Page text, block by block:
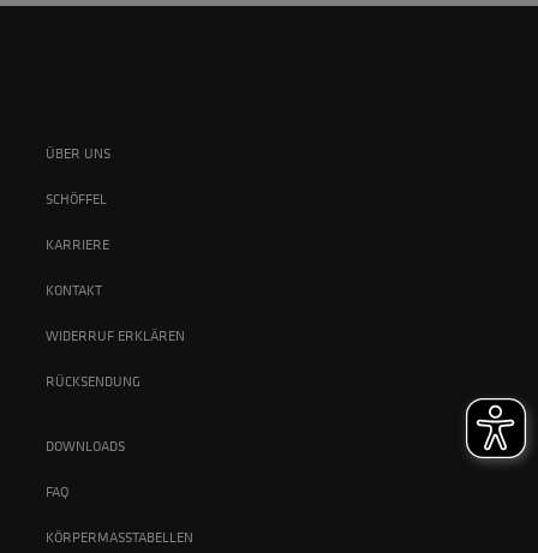
ÜBER UNS
SCHÖFFEL
KARRIERE
KONTAKT
WIDERRUF ERKLÄREN
RÜCKSENDUNG
DOWNLOADS
FAQ
KÖRPERMASSTABELLEN